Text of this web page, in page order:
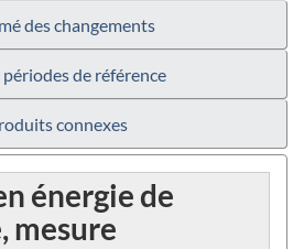
des changements
de référence
connexes
énergie de
mesure